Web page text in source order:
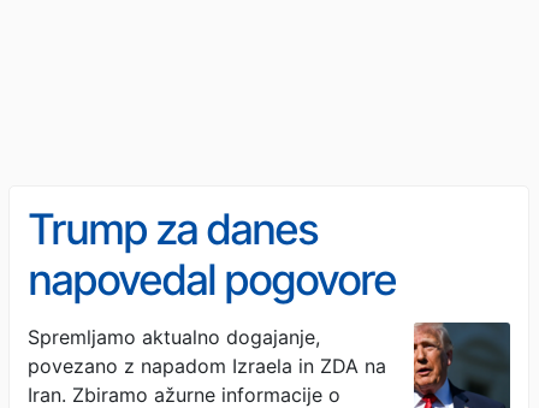
Trump za danes
napovedal pogovore
voditeljev Izraela in
Libanona
Spremljamo aktualno dogajanje,
povezano z napadom Izraela in ZDA na
Iran. Zbiramo ažurne informacije o